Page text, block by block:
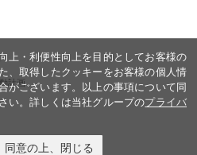
計画
上・利便性向上を目的としてお客様の
、取得したクッキーをお客様の個人情
がございます。以上の事項について同
い。詳しくは当社グループのプライバ
同意の上、閉じる